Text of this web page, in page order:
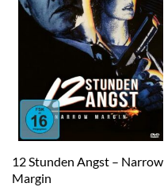
12 Stunden Angst – Narrow
Margin